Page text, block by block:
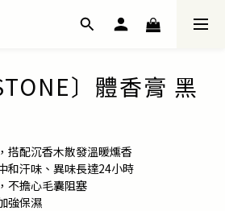
〕體香膏 黑
搭配沉香木散發溫暖燻香
和汗味、異味長達24小時
不擔心毛囊阻塞
強保濕